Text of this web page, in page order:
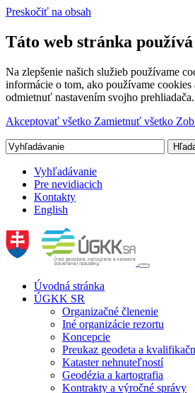
Preskočiť na obsah
Táto web stránka
Na zlepšenie našich služieb používame
informácie o tom, ako používame cookies
odmietnuť nastavením svojho prehliadača.
Akceptovať všetko Zamietnuť všetko
Vyhľadávanie
Pre nevidiacich
Kontakty
English
Úvodná stránka
ÚGKK SR
Organizačné členenie
Iné organizácie rezortu
Koncepcie
Preukaz geodeta a
Kataster nehnuteľností
Geodézia a kartografia
Kontrakty a výročné správy